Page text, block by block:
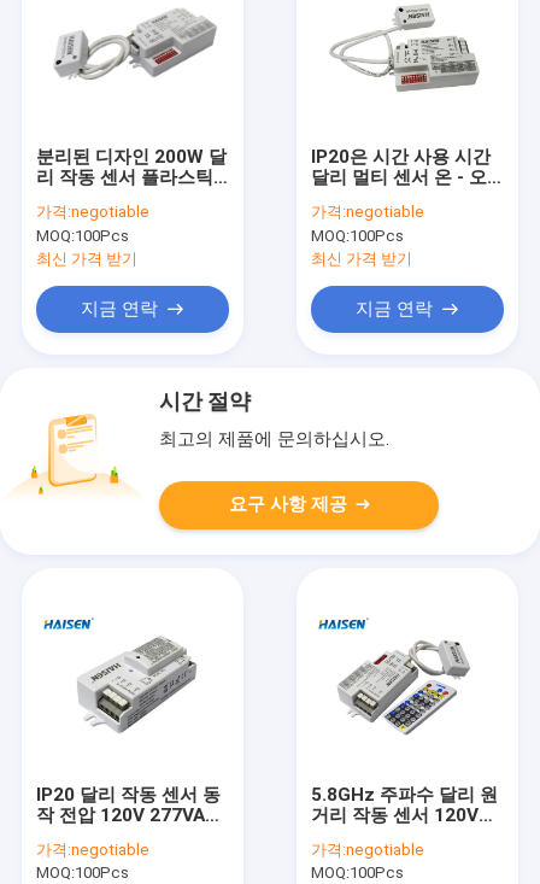
분리된 디자인 200W 달
리 작동 센서 플라스틱
가격:negotiable
MOQ:100Pcs
최신 가격 받기
지금 연락
IP20은 시간 사용 시간
달리 멀티 센서 온 - 오
분리했습니다
가격:negotiable
MOQ:100Pcs
최신 가격 받기
지금 연락
시간 절약
최고의 제품에 문의하십시오.
요구 사항 제공
IP20 달리 작동 센서 동
작 전압 120V 277VAC
세요
가격:negotiable
MOQ:100Pcs
5.8GHz 주파수 달리 원
거리 작동 센서 120V
다
가격:negotiable
MOQ:100Pcs